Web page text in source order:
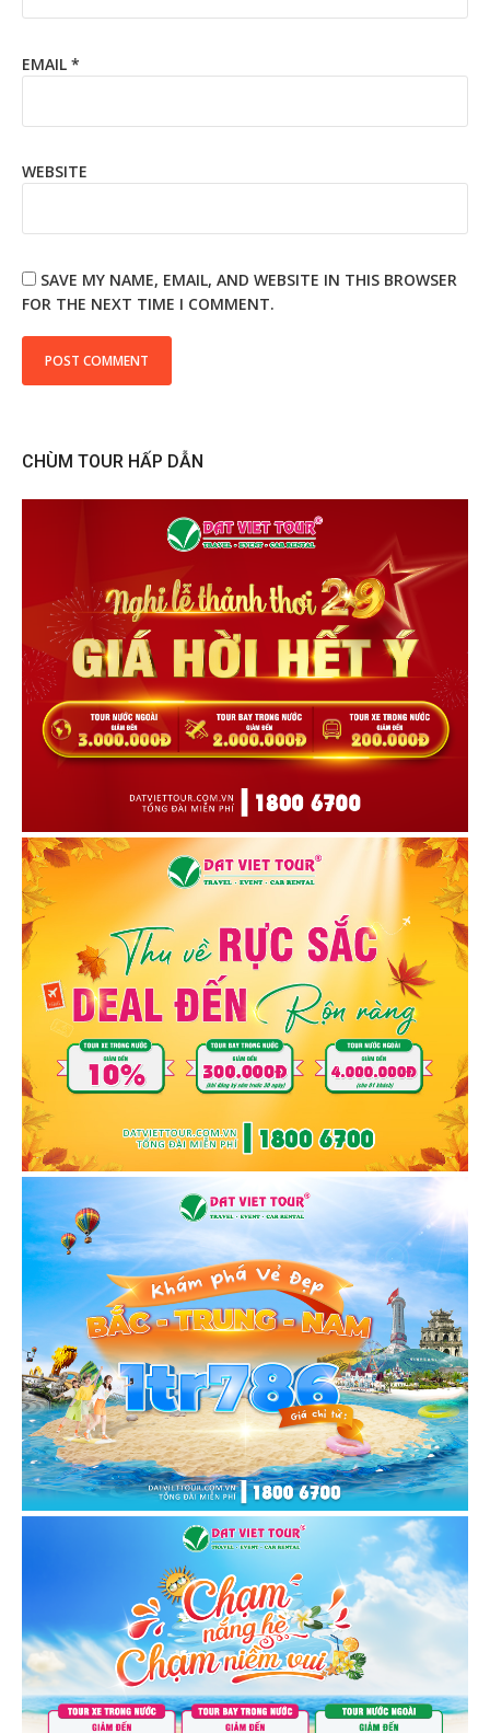
EMAIL *
WEBSITE
SAVE MY NAME, EMAIL, AND WEBSITE IN THIS BROWSER
FOR THE NEXT TIME I COMMENT.
CHÙM TOUR HẤP DẪN